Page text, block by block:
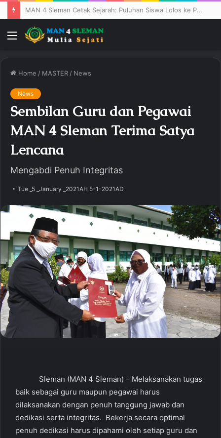
MAN 4 Sleman Cetak Sejarah: Puluhan Siswa Lolos ke PTN Ternama
Menu
Home / MASTER / News
News
Sembilan Guru dan Pegawai
MAN 4 Sleman Terima Satya
Lencana
Mengabdi Penuh Integritas
Tue _5 _January _2021AH 5-1-2021AD
Sleman (MAN 4 Sleman) – Melaksanakan tugas
baik sebagai guru maupun pegawai harus
dilaksanakan dengan penuh tanggung jawab dan
dedikasi serta integritas. Bekerja secara optimal
penuh dedikasi harus dipahami oleh setiap guru dan